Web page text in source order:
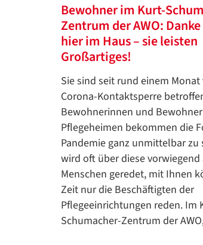
Bewohner im Kurt-
Zentrum der AWO:
hier im Haus – sie leisten
Großartiges!
Sie sind seit rund einem
Corona-Kontaktsperre
Bewohnerinnen und
Pflegeheimen bekommen die
Pandemie ganz unmittelbar zu
wird oft über diese
Menschen geredet, mit Ihnen
Zeit nur die Beschäftigten der
Pflegeeinrichtungen reden. Im
Schumacher-Zentrum der